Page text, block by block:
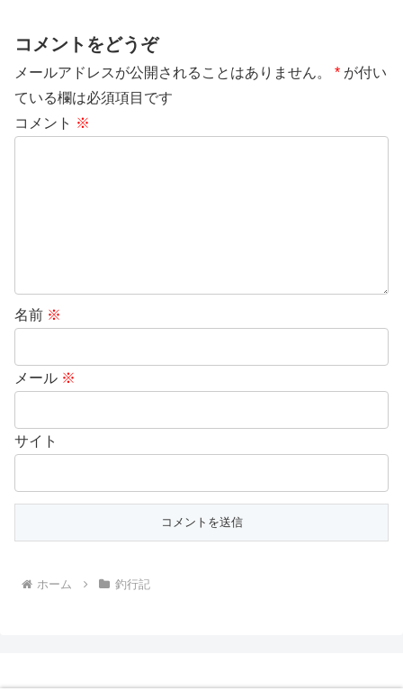
コメントをどうぞ
メールアドレスが公開されることはありません。 * が付い
ている欄は必須項目です
コメント ※
名前 ※
メール ※
サイト
ホーム 釣行記